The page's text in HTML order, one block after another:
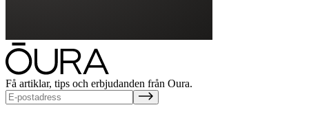
Få artiklar, tips och erbjudanden från Oura.